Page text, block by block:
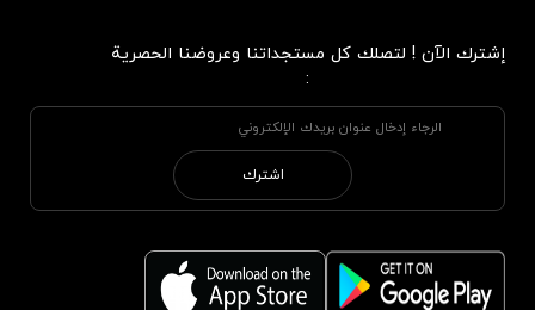
إشترك الآن ! لتصلك كل مستجداتنا وعروضنا الحصرية
:
اشترك